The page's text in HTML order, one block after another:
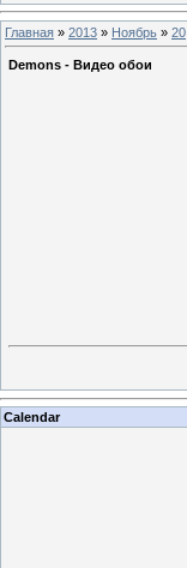
Главная » 2013 » Ноябрь » 20
Demons - Видео обои
Calendar